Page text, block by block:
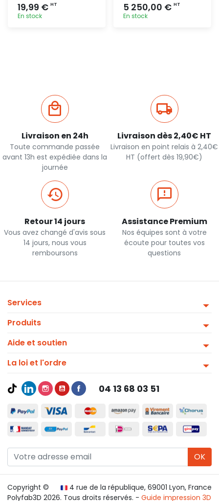
19,99 € HT
En stock
5 250,00 € HT
En stock
Livraison en 24h
Toute commande passée
avant 13h est expédiée dans la
journée
Livraison dès 2,40€ HT
Livraison en point relais à 2,40€
HT (offert dès 19,90€)
Retour 14 jours
Vous avez changé d'avis sous
14 jours, nous vous
remboursons
Assistance Premium
Nos équipes sont à votre
écoute pour toutes vos
questions
Services
Produits
Aide et soutien
La loi et l'ordre
04 13 68 03 51
OK
4 rue de la république, 69001 Lyon, France
Copyright ©
Polyfab3D 2026. Tous droits réservés. - Guide impression 3D